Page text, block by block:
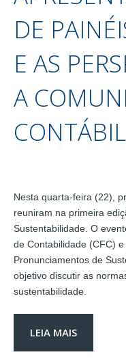
DE
E AS
A
CONTÁBIL
Nesta quarta-feira (22),
reuniram na primeira
Sustentabilidade. O
de Contabilidade (CFC)
Pronunciamentos de
objetivo discutir as
sustentabilidade.
LEIA MAIS